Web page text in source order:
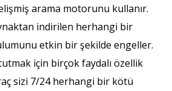
arama motorunu kullanır.
indirilen herhangi bir
etkin bir şekilde engeller.
tutmak için birçok faydalı özellik
sizi 7/24 herhangi bir kötü